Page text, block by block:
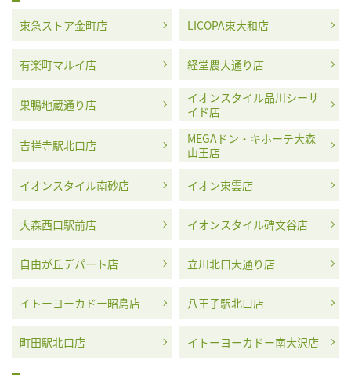
東急ストア金町店 LICOPA東大和店
有楽町マルイ店 経堂農大通り店
巣鴨地蔵通り店
イオンスタイル品川シーサ
イド店
吉祥寺駅北口店
MEGAドン・キホーテ大森
山王店
イオンスタイル南砂店 イオン東雲店
大森西口駅前店 イオンスタイル碑文谷店
自由が丘デパート店 立川北口大通り店
イトーヨーカドー昭島店 八王子駅北口店
町田駅北口店 イトーヨーカドー南大沢店